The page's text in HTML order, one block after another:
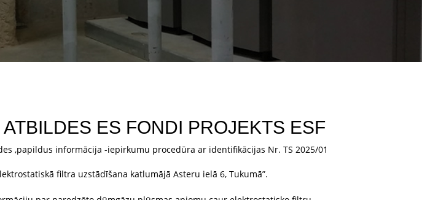
ES FONDI PROJEKTS ESF
,papildus informācija -iepirkumu procedūra ar identifikācijas Nr. TS 2025/01
filtra uzstādīšana katlumājā Asteru ielā 6, Tukumā”.